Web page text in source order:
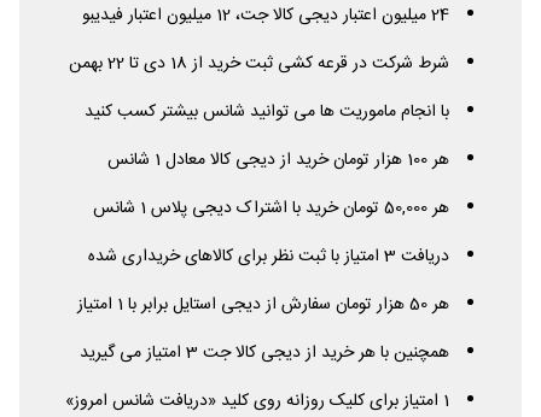
24 میلیون اعتبار دیجی کالا جت، 12 میلیون اعتبار فیدیبو
شرط شرکت در قرعه کشی ثبت خرید از 18 دی تا 22 بهمن
با انجام ماموریت ها می توانید شانس بیشتر کسب کنید
هر 100 هزار تومان خرید از دیجی کالا معادل 1 شانس
هر 50,000 تومان خرید با اشتراک دیجی پلاس 1 شانس
دریافت 3 امتیاز با ثبت نظر برای کالاهای خریداری شده
هر 50 هزار تومان سفارش از دیجی استایل برابر با 1 امتیاز
همچنین با هر خرید از دیجی کالا جت 3 امتیاز می گیرید
1 امتیاز برای کلیک روزانه روی کلید «دریافت شانس امروز»